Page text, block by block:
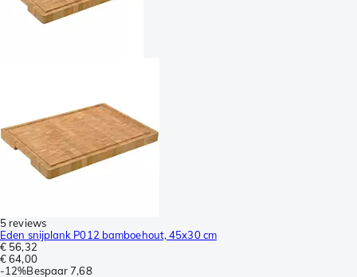
5 reviews
Eden snijplank P012 bamboehout, 45x30 cm
€ 56,32
€ 64,00
-12%Bespaar 7,68